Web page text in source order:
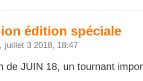
édition spéciale
juillet 3 2018, 18:47
de JUIN 18, un tournant